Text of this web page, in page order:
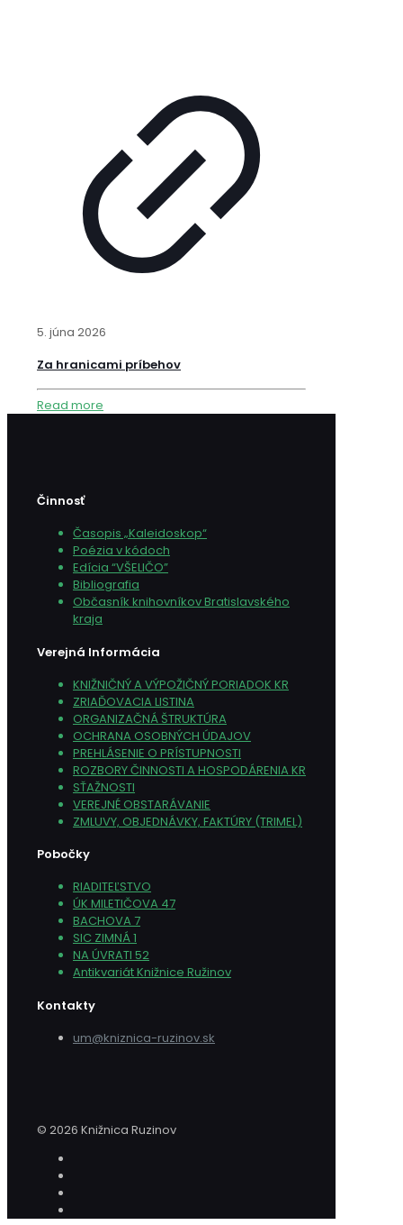
5. júna 2026
Za hranicami príbehov
Read more
Činnosť
Časopis „Kaleidoskop“
Poézia v kódoch
Edícia “VŠELIČO”
Bibliografia
Občasník knihovníkov Bratislavského
kraja
Verejná Informácia
KNIŽNIČNÝ A VÝPOŽIČNÝ PORIADOK KR
ZRIAĎOVACIA LISTINA
ORGANIZAČNÁ ŠTRUKTÚRA
OCHRANA OSOBNÝCH ÚDAJOV
PREHLÁSENIE O PRÍSTUPNOSTI
ROZBORY ČINNOSTI A HOSPODÁRENIA KR
SŤAŽNOSTI
VEREJNÉ OBSTARÁVANIE
ZMLUVY, OBJEDNÁVKY, FAKTÚRY (TRIMEL)
Pobočky
RIADITEĽSTVO
ÚK MILETIČOVA 47
BACHOVA 7
SIC ZIMNÁ 1
NA ÚVRATI 52
Antikvariát Knižnice Ružinov
Kontakty
um@kniznica-ruzinov.sk
© 2026 Knižnica Ruzinov